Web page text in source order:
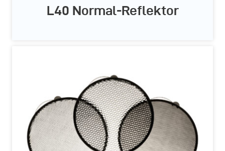
L40 Normal-Reflektor